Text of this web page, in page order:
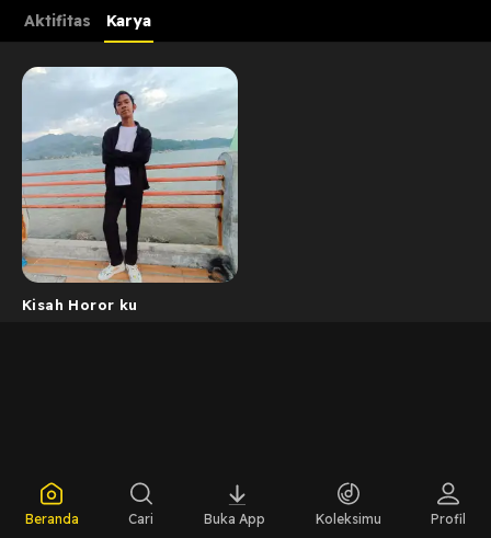
Aktifitas Karya
Kisah Horor ku
Beranda Cari Buka App Koleksimu Profil